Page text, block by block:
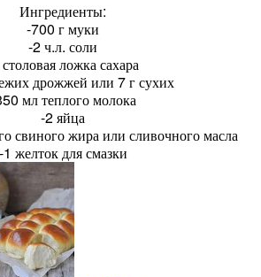
Ингредиенты:
-700 г муки
-2 ч.л. соли
ложка сахара
дрожжей или 7 г сухих
мл теплого молока
-2 яйца
свиного жира или сливочного масла
-1 желток для смазки